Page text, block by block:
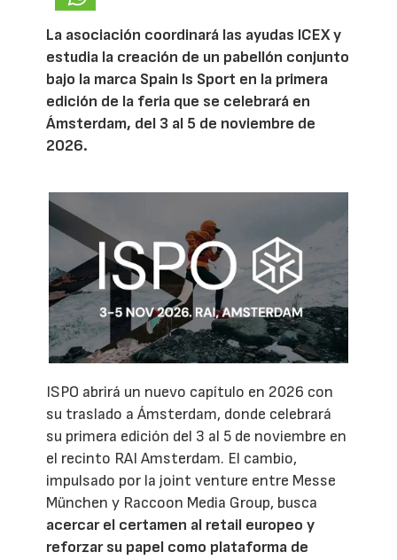
La asociación coordinará las ayudas ICEX y
estudia la creación de un pabellón conjunto
bajo la marca Spain Is Sport en la primera
edición de la feria que se celebrará en
Ámsterdam, del 3 al 5 de noviembre de
2026.
ISPO abrirá un nuevo capítulo en 2026 con
su traslado a Ámsterdam, donde celebrará
su primera edición del 3 al 5 de noviembre en
el recinto RAI Amsterdam. El cambio,
impulsado por la joint venture entre Messe
München y Raccoon Media Group, busca
acercar el certamen al retail europeo y
reforzar su papel como plataforma de